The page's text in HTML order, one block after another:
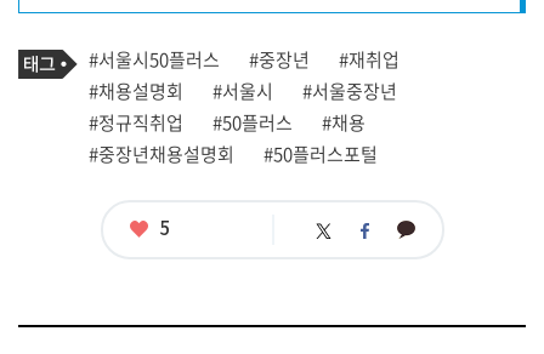
프
필 기
사
관
련
태
그
태
그
#서울시50플러스 #중장년
#재취업
#채용설명회
#서울시
#서울중장년
#정규직취업
#50플러스
#채용
#중장년채용설명회
#50플러스포털
좋
5 트 페 카